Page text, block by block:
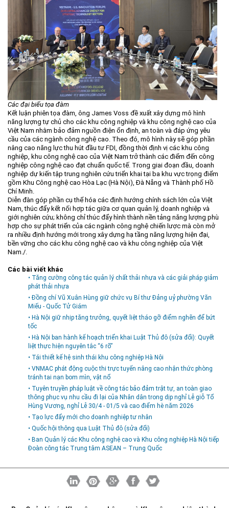
Các đại biểu tọa đàm
Kết luận phiên tọa đàm, ông James Voss đề xuất xây dựng mô hình
năng lượng tự chủ cho các khu công nghiệp và khu công nghệ cao của
Việt Nam nhằm bảo đảm nguồn điện ổn định, an toàn và đáp ứng yêu
cầu của các ngành công nghệ cao. Theo đó, mô hình này sẽ góp phần
nâng cao năng lực thu hút đầu tư FDI, đồng thời định vị các khu công
nghiệp, khu công nghệ cao của Việt Nam trở thành các điểm đến công
nghiệp công nghệ cao đạt chuẩn quốc tế. Trong giai đoạn đầu, doanh
nghiệp dự kiến tập trung nghiên cứu triển khai tại ba khu vực trọng điểm
gồm Khu Công nghệ cao Hòa Lạc (Hà Nội), Đà Nẵng và Thành phố Hồ
Chí Minh.
Diễn đàn góp phần cụ thể hóa các định hướng chính sách lớn của Việt
Nam, thúc đẩy kết nối hợp tác giữa cơ quan quản lý, doanh nghiệp và
giới nghiên cứu; không chỉ thúc đẩy hình thành nền tảng năng lượng phù
hợp cho sự phát triển của các ngành công nghệ chiến lược mà còn mở
ra nhiều định hướng mới trong xây dựng hạ tầng năng lượng hiện đại,
bền vững cho các khu công nghệ cao và khu công nghiệp của Việt
Nam./.
Các bài viết khác
• Tăng cường công tác quản lý chất thải nhựa và các giải pháp giảm
phát thải nhựa
• Đồng chí Vũ Xuân Hùng giữ chức vụ Bí thư Đảng uỷ phường Văn
Miếu - Quốc Tử Giám
• Hà Nội giữ nhịp tăng trưởng, quyết liệt tháo gỡ điểm nghẽn để bứt
tốc
• Hà Nội ban hành kế hoạch triển khai Luật Thủ đô (sửa đổi): Quyết
liệt thực hiện nguyên tắc “6 rõ”
• Tái thiết kế hệ sinh thái khu công nghiệp Hà Nội
• VNMAC phát động cuộc thi trực tuyến nâng cao nhận thức phòng
tránh tai nạn bom mìn, vật nổ
• Tuyên truyền pháp luật về công tác bảo đảm trật tự, an toàn giao
thông phục vụ nhu cầu đi lại của Nhân dân trong dịp nghỉ Lễ giỗ Tổ
Hùng Vương, nghỉ Lễ 30/4 - 01/5 và cao điểm hè năm 2026
• Tạo lực đẩy mới cho doanh nghiệp tư nhân
• Quốc hội thông qua Luật Thủ đô (sửa đổi)
• Ban Quản lý các Khu công nghệ cao và Khu công nghiệp Hà Nội tiếp
Đoàn công tác Trung tâm ASEAN – Trung Quốc